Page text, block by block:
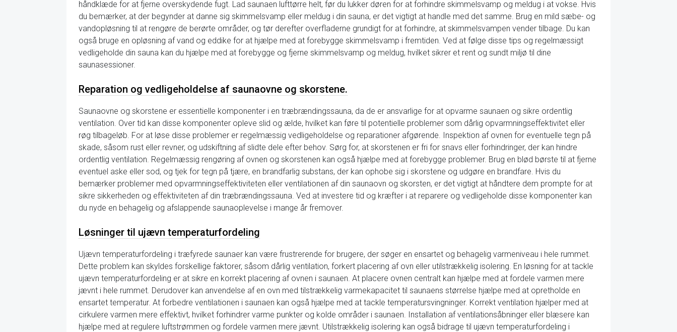
håndklæde for at fjerne overskydende fugt. Lad saunaen lufttørre helt, før du lukker døren for at forhindre skimmelsvamp og meldug i at vokse. Hvis
du bemærker, at der begynder at danne sig skimmelsvamp eller meldug i din sauna, er det vigtigt at handle med det samme. Brug en mild sæbe- og
vandopløsning til at rengøre de berørte områder, og tør derefter overfladerne grundigt for at forhindre, at skimmelsvampen vender tilbage. Du kan
også bruge en opløsning af vand og eddike for at hjælpe med at forebygge skimmelsvamp i fremtiden. Ved at følge disse tips og regelmæssigt
vedligeholde din sauna kan du hjælpe med at forebygge og fjerne skimmelsvamp og meldug, hvilket sikrer et rent og sundt miljø til dine
saunasessioner.
Reparation og vedligeholdelse af saunaovne og skorstene.
Saunaovne og skorstene er essentielle komponenter i en træbrændingssauna, da de er ansvarlige for at opvarme saunaen og sikre ordentlig
ventilation. Over tid kan disse komponenter opleve slid og ælde, hvilket kan føre til potentielle problemer som dårlig opvarmningseffektivitet eller
røg tilbageløb. For at løse disse problemer er regelmæssig vedligeholdelse og reparationer afgørende. Inspektion af ovnen for eventuelle tegn på
skade, såsom rust eller revner, og udskiftning af slidte dele efter behov. Sørg for, at skorstenen er fri for snavs eller forhindringer, der kan hindre
ordentlig ventilation. Regelmæssig rengøring af ovnen og skorstenen kan også hjælpe med at forebygge problemer. Brug en blød børste til at fjerne
eventuel aske eller sod, og tjek for tegn på tjære, en brandfarlig substans, der kan ophobe sig i skorstene og udgøre en brandfare. Hvis du
bemærker problemer med opvarmningseffektiviteten eller ventilationen af din saunaovn og skorsten, er det vigtigt at håndtere dem prompte for at
sikre sikkerheden og effektiviteten af din træbrændingssauna. Ved at investere tid og kræfter i at reparere og vedligeholde disse komponenter kan
du nyde en behagelig og afslappende saunaoplevelse i mange år fremover.
Løsninger til ujævn temperaturfordeling
Ujævn temperaturfordeling i træfyrede saunaer kan være frustrerende for brugere, der søger en ensartet og behagelig varmeniveau i hele rummet.
Dette problem kan skyldes forskellige faktorer, såsom dårlig ventilation, forkert placering af ovn eller utilstrækkelig isolering. En løsning for at tackle
ujævn temperaturfordeling er at sikre en korrekt placering af ovnen i saunaen. At placere ovnen centralt kan hjælpe med at fordele varmen mere
jævnt i hele rummet. Derudover kan anvendelse af en ovn med tilstrækkelig varmekapacitet til saunaens størrelse hjælpe med at opretholde en
ensartet temperatur. At forbedre ventilationen i saunaen kan også hjælpe med at tackle temperatursvingninger. Korrekt ventilation hjælper med at
cirkulere varmen mere effektivt, hvilket forhindrer varme punkter og kolde områder i saunaen. Installation af ventilationsåbninger eller blæsere kan
hjælpe med at regulere luftstrømmen og fordele varmen mere jævnt. Utilstrækkelig isolering kan også bidrage til ujævn temperaturfordeling i